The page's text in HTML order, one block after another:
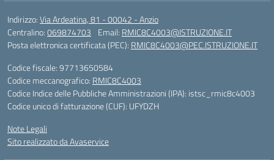
Indirizzo:Via Ardeatina, 81 - 00042 - Anzio
Centralino:069874703 Email: RMIC8C4003@ISTRUZIONE.IT
Posta elettronica certificata (PEC): RMIC8C4003@PEC.ISTRUZIONE.IT
Codice fiscale: 97713650584
Codice meccanografico: RMIC8C4003
Codice Indice delle Pubbliche Amministrazioni (IPA): istsc_rmic8c4003
Codice unico di fatturazione (CUF): UFYDZH
Note Legali
Sito realizzato da Avaservice